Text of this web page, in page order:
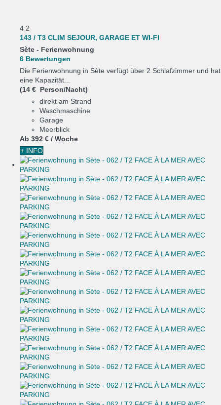
4 2
143 / T3 CLIM SEJOUR, GARAGE ET WI-FI
Sète - Ferienwohnung
6 Bewertungen
Die Ferienwohnung in Sète verfügt über 2 Schlafzimmer und hat
eine Kapazität...
(14 € Person/Nacht)
direkt am Strand
Waschmaschine
Garage
Meerblick
Ab 392 € / Woche
+ INFO